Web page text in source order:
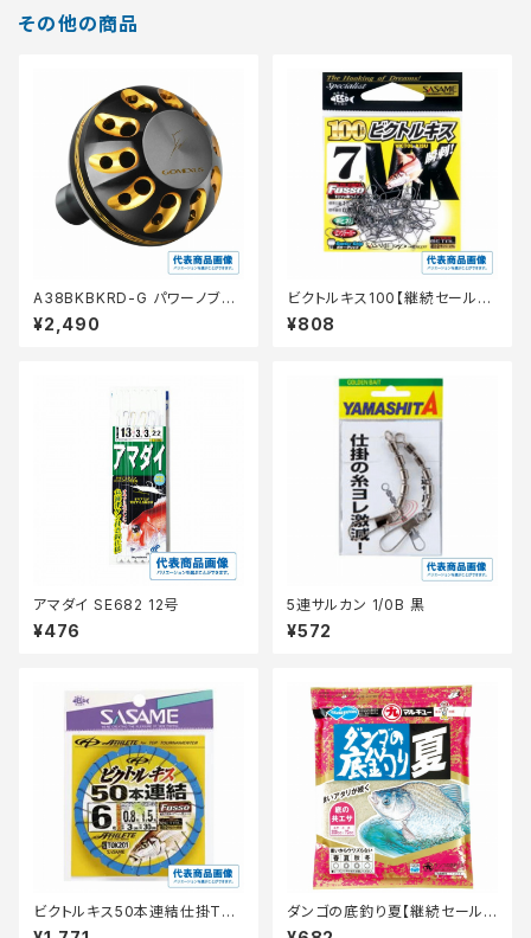
その他の商品
A38BKBKRD-G パワーノブ38
mm
¥2,490
ビクトルキス100【継続セール_
仕掛】
¥808
アマダイ SE682 12号
¥476
5連サルカン 1/0B 黒
¥572
ビクトルキス50本連結仕掛TO
K201 4号 【継続セール_仕掛】
ダンゴの底釣り夏【継続セール_
エサ】